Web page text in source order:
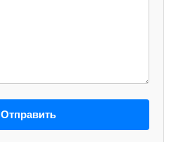
Отправить